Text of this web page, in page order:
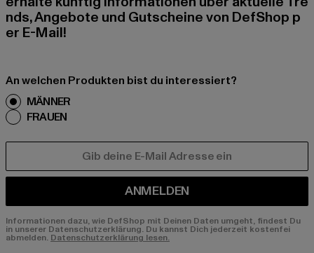
nds, Angebote und Gutscheine von DefShop p
er E-Mail!
An welchen Produkten bist du interessiert?
MÄNNER
FRAUEN
ANMELDEN
Informationen dazu, wie DefShop mit Deinen Daten umgeht, findest Du
in unserer Datenschutzerklärung. Du kannst Dich jederzeit kostenfei
abmelden. Datenschutzerklärung lesen.